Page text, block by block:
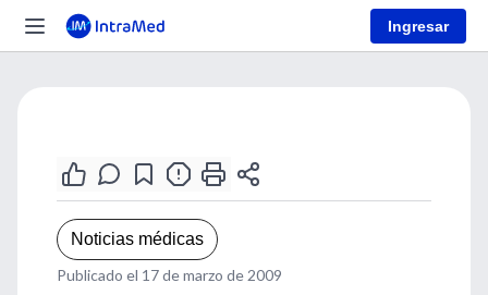
Ingresar
Noticias médicas
Publicado el 17 de marzo de 2009